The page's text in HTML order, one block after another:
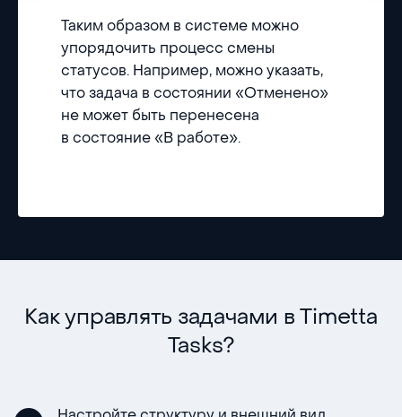
Таким образом в системе можно
упорядочить процесс смены
статусов. Например, можно указать,
что задача в состоянии «Отменено»
не может быть перенесена
в состояние «В работе».
Как управлять задачами в Timetta
Tasks?